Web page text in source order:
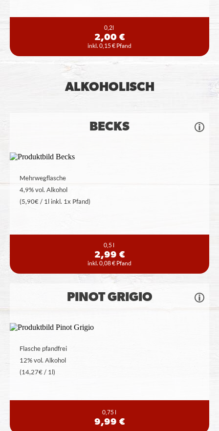
0,2l
2,00 €
inkl. 0,15 € Pfand
ALKOHOLISCH
BECKS
Mehrwegflasche
4,9% vol. Alkohol
(5,90€ / 1l inkl. 1x Pfand)
0,5 l
2,99 €
inkl. 0,08 € Pfand
PINOT GRIGIO
Flasche pfandfrei
12% vol. Alkohol
(14,27€ / 1l)
0,75 l
9,99 €